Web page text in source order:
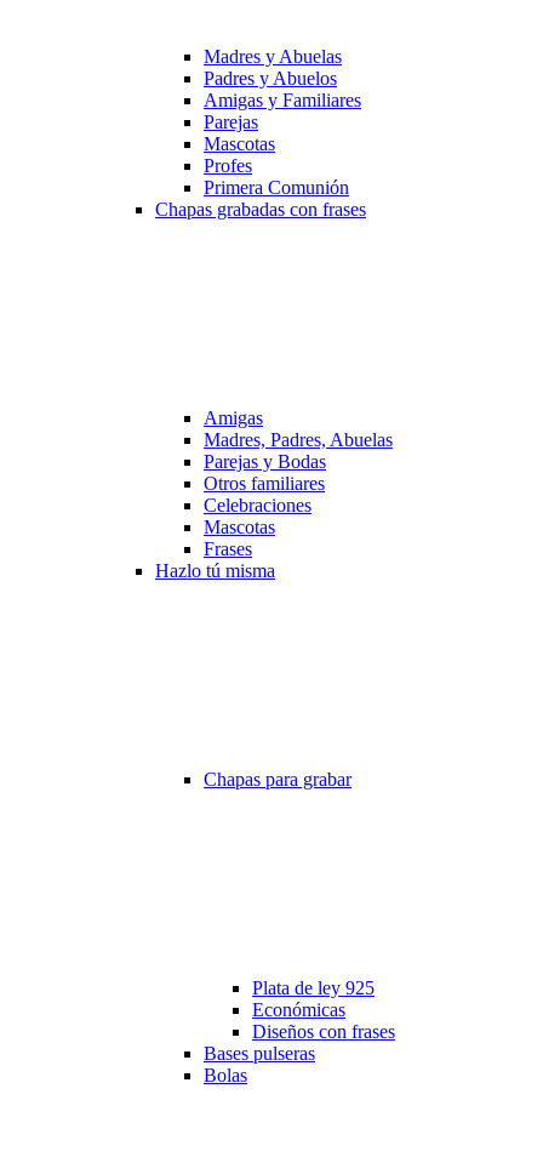
Madres y Abuelas
Padres y Abuelos
Amigas y Familiares
Parejas
Mascotas
Profes
Primera Comunión
Chapas grabadas con frases
Amigas
Madres, Padres, Abuelas
Parejas y Bodas
Otros familiares
Celebraciones
Mascotas
Frases
Hazlo tú misma
Chapas para grabar
Plata de ley 925
Económicas
Diseños con frases
Bases pulseras
Bolas